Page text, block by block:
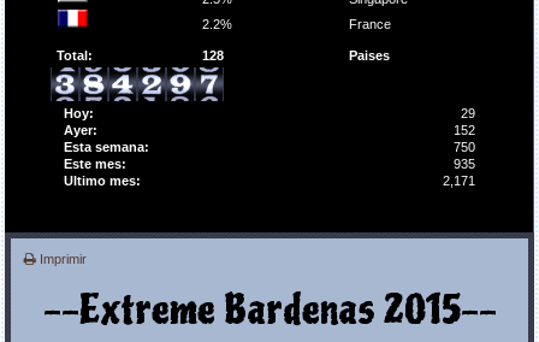
2.2%
France
Total: 128 Paises
Hoy:
29
Ayer:
152
Esta semana:
750
Este mes:
935
Ultimo mes:
2,171
Imprimir
--Extreme Bardenas 2015--